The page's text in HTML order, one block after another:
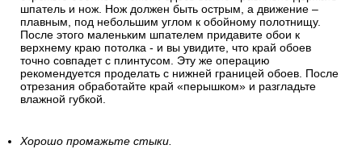
шпатель и нож. Нож должен быть острым, а движение –
плавным, под небольшим углом к обойному полотнищу.
После этого маленьким шпателем придавите обои к
верхнему краю потолка - и вы увидите, что край обоев
точно совпадет с плинтусом. Эту же операцию
рекомендуется проделать с нижней границей обоев. После
отрезания обработайте край «перышком» и разгладьте
влажной губкой.
Хорошо промажьте стыки.